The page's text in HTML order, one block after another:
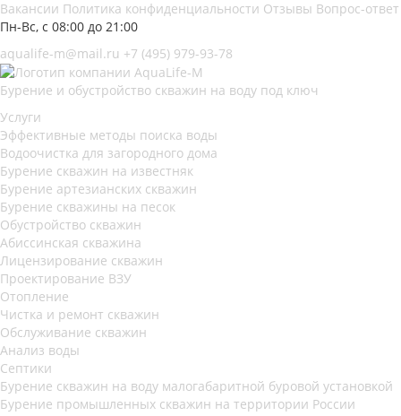
Вакансии Политика конфиденциальности Отзывы Вопрос-ответ
Пн-Вс, с 08:00 до 21:00
aqualife-m@mail.ru +7 (495) 979-93-78
Бурение и обустройство скважин на воду под ключ
Услуги
Эффективные методы поиска воды
Водоочистка для загородного дома
Бурение скважин на известняк
Бурение артезианских скважин
Бурение скважины на песок
Обустройство скважин
Абиссинская скважина
Лицензирование скважин
Проектирование ВЗУ
Отопление
Чистка и ремонт скважин
Обслуживание скважин
Анализ воды
Септики
Бурение скважин на воду малогабаритной буровой установкой
Бурение промышленных скважин на территории России